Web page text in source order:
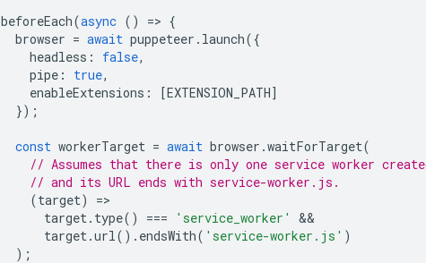
beforeEach(async () => {
browser = await puppeteer . launch({
headless : false,
pipe : true,
enableExtensions : [EXTENSION_PATH]
});
const workerTarget = await browser .waitForTarget(
// Assumes that there is only one service worker
// and its URL ends with service-worker.js.
(target) =
target. type() === 'service_worker'
target.url(). endsWith( 'service-worker.js' )
);